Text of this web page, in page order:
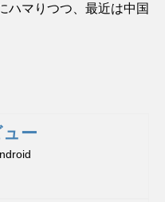
ハマりつつ、最近は中国
ー